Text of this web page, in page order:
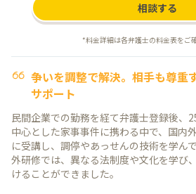
相談する
*料金詳細は各弁護士の料金表をご
争いを調整で解決。相手も尊重
サポート
民間企業での勤務を経て弁護士登録後、
中心とした家事事件に携わる中で、国内
に受講し、調停やあっせんの技術を学ん
外研修では、異なる法制度や文化を学び
けることができました。